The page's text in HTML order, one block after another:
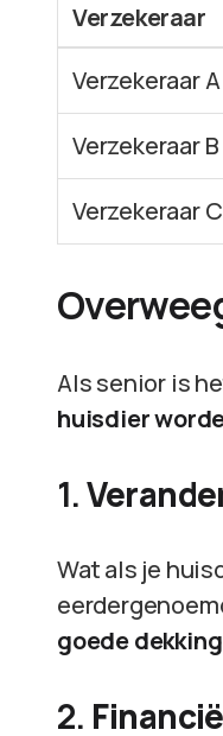
Verzekeraar
Verzekeraar A
Verzekeraar B
Verzekeraar C
Als senior is
huisdier
1.
Wat als je
goede
2.